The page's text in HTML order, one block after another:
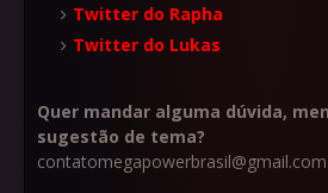
Twitter do Rapha
Twitter do Lukas
Quer mandar alguma dúvida,
sugestão de tema?
contatomegapowerbrasil@gmail.com